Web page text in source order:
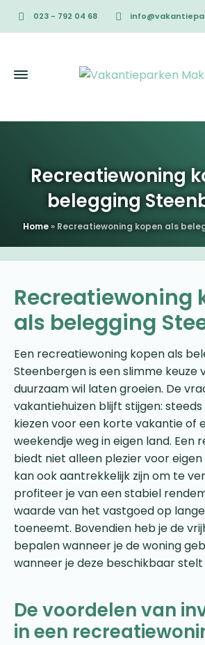
023 - 792 04 68
Recreatiewoning
belegging
Home» Recreatiewoning kopen als
Recreatiewoning
als belegging
Een recreatiewoning kopen als
Steenbergen is een slimme keuze
duurzaam wil laten groeien. De
vakantiehuizen blijft stijgen:
kiezen voor een korte vakantie of
weekendje weg in eigen land. Een
biedt niet alleen plezier voor
kan ook aantrekkelijk zijn om te
profiteer je van een stabiel
waarde van het vastgoed op
toeneemt. Bovendien heb je de
bepalen wanneer je de woning
wanneer je deze beschikbaar
De voordelen van
in een